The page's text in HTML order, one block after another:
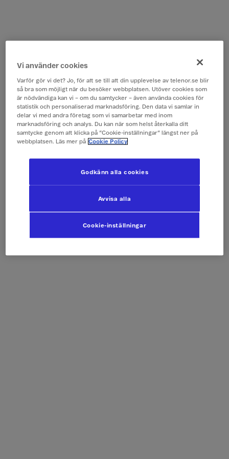
Vi använder cookies
Varför gör vi det? Jo, för att se till att din upplevelse av telenor.se blir
så bra som möjligt när du besöker webbplatsen. Utöver cookies som
är nödvändiga kan vi – om du samtycker – även använda cookies för
statistik och personaliserad marknadsföring. Den data vi samlar in
delar vi med andra företag som vi samarbetar med inom
marknadsföring och analys. Du kan när som helst återkalla ditt
samtycke genom att klicka på ”Cookie-inställningar” längst ner på
webbplatsen. Läs mer på Cookie Policy
Cookie-inställningar
Avvisa alla
Godkänn alla cookies